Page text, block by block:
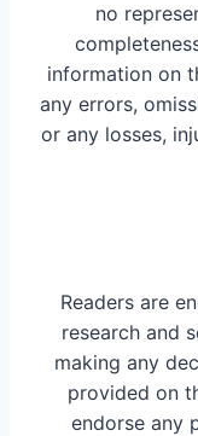
no
information on
any errors,
or any losses,
Readers are
research and
making any
provided on
endorse any